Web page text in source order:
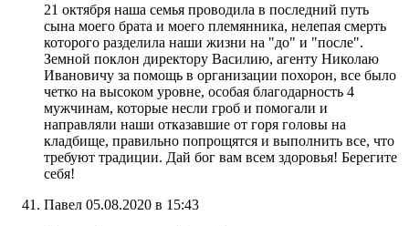
21 октября наша семья проводила в последний путь
сына моего брата и моего племянника, нелепая смерть
которого разделила наши жизни на "до" и "после".
Земной поклон директору Василию, агенту Николаю
Ивановичу за помощь в организации похорон, все было
четко на высоком уровне, особая благодарность 4
мужчинам, которые несли гроб и помогали и
направляли наши отказавшие от горя головы на
кладбище, правильно попрощятся и выполнить все, что
требуют традиции. Дай бог вам всем здоровья! Берегите
себя!
Павел 05.08.2020 в 15:43